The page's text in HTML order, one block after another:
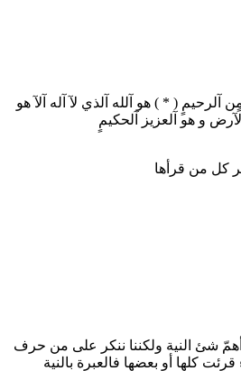
آلرحيمٍ ( * ) هو آلله آلذي لآ آله آلآ هو
و هو آلعزيز آلحكيمٍ
أهمّ شئ النية ولكننا ننكر على من حرف
كلها أو بعضها فالعبرة بالنية